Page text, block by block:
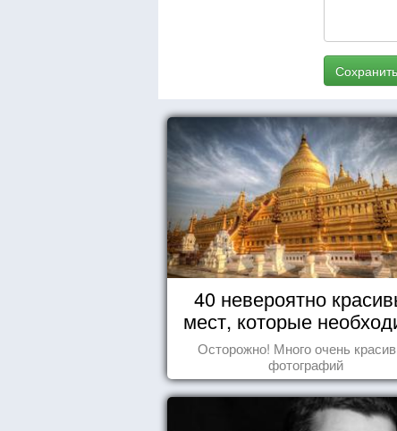
Сохранить
40 невероятно
мест, которые
увидеть пока вы
Осторожно! Много очень
фотографий